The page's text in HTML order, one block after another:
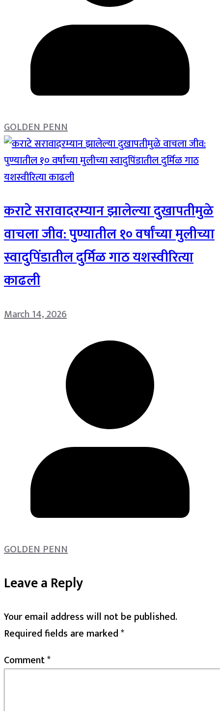
GOLDEN PENN
कराटे सरावादरम्‍यान झालेल्‍या दुखापतीमुळे
वाचला जीव: पुण्यातील १० वर्षांच्या मुलीच्या
स्वादुपिंडातील दुर्मिळ गाठ यशस्वीरित्या
काढली
March 14, 2026
GOLDEN PENN
Leave a Reply
Your email address will not be published.
Required fields are marked*
Comment*